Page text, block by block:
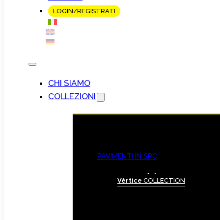
LOGIN/REGISTRATI
CHI SIAMO
COLLEZIONI
PAVIMENTI IN SPC
Vértice COLLECTION